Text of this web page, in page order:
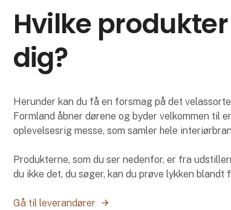
Hvilke
dig?
Herunder kan du få en forsmag på det
Formland åbner dørene og byder velkommen til
oplevelsesrig messe, som samler hele
Produkterne, som du ser nedenfor, er fra
du ikke det, du søger, kan du prøve lykken
Gå til leverandører